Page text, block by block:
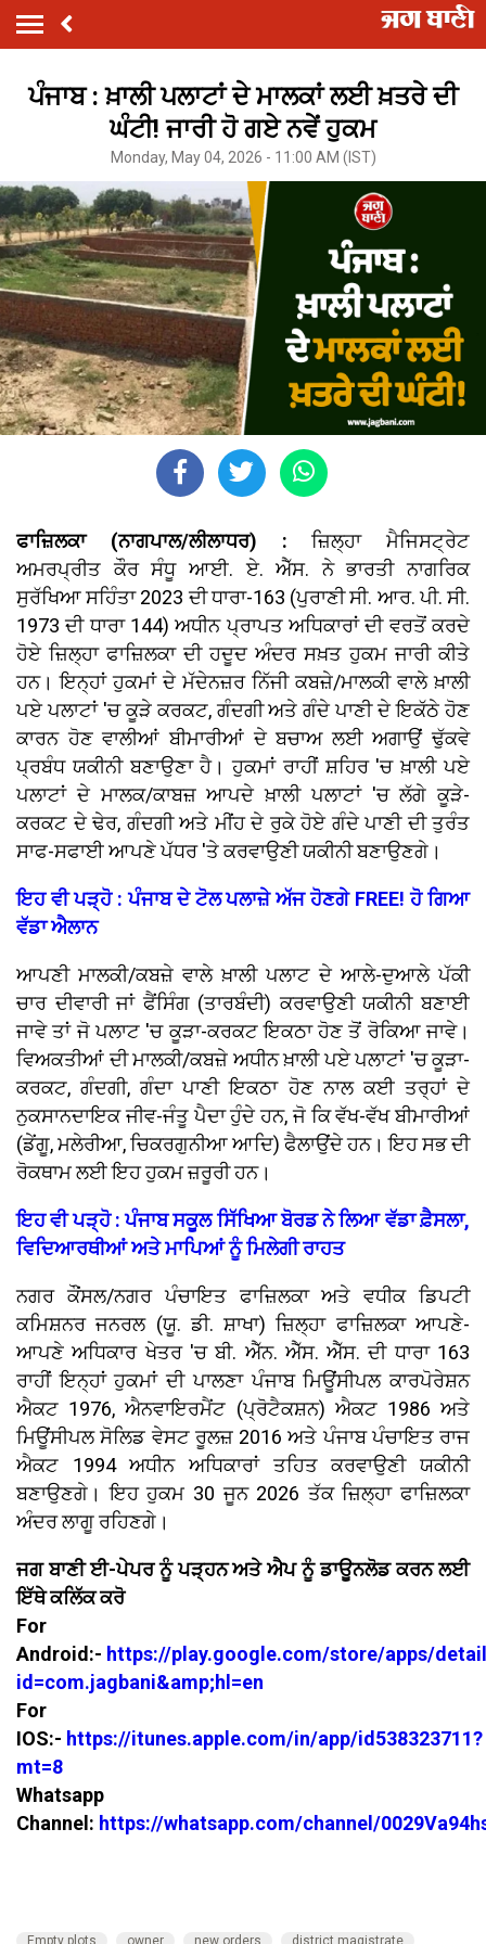
ਪੰਜਾਬ : ਖ਼ਾਲੀ ਪਲਾਟਾਂ ਦੇ ਮਾਲਕਾਂ ਲਈ ਖ਼ਤਰੇ ਦੀ
ਘੰਟੀ! ਜਾਰੀ ਹੋ ਗਏ ਨਵੇਂ ਹੁਕਮ
Monday, May 04, 2026 - 11:00 AM (IST)
ਫਾਜ਼ਿਲਕਾ (ਨਾਗਪਾਲ/ਲੀਲਾਧਰ) :ਜ਼ਿਲ੍ਹਾ ਮੈਜਿਸਟ੍ਰੇਟ
ਅਮਰਪ੍ਰੀਤ ਕੌਰ ਸੰਧੂ ਆਈ. ਏ. ਐੱਸ. ਨੇ ਭਾਰਤੀ ਨਾਗਰਿਕ
ਸੁਰੱਖਿਆ ਸਹਿੰਤਾ 2023 ਦੀ ਧਾਰਾ-163 (ਪੁਰਾਣੀ ਸੀ. ਆਰ. ਪੀ. ਸੀ.
1973 ਦੀ ਧਾਰਾ 144) ਅਧੀਨ ਪ੍ਰਾਪਤ ਅਧਿਕਾਰਾਂ ਦੀ ਵਰਤੋਂ ਕਰਦੇ
ਹੋਏ ਜ਼ਿਲ੍ਹਾ ਫਾਜ਼ਿਲਕਾ ਦੀ ਹਦੂਦ ਅੰਦਰ ਸਖ਼ਤ ਹੁਕਮ ਜਾਰੀ ਕੀਤੇ
ਹਨ। ਇਨ੍ਹਾਂ ਹੁਕਮਾਂ ਦੇ ਮੱਦੇਨਜ਼ਰ ਨਿੱਜੀ ਕਬਜ਼ੇ/ਮਾਲਕੀ ਵਾਲੇ ਖ਼ਾਲੀ
ਪਏ ਪਲਾਟਾਂ 'ਚ ਕੂੜੇ ਕਰਕਟ, ਗੰਦਗੀ ਅਤੇ ਗੰਦੇ ਪਾਣੀ ਦੇ ਇਕੱਠੇ ਹੋਣ
ਕਾਰਨ ਹੋਣ ਵਾਲੀਆਂ ਬੀਮਾਰੀਆਂ ਦੇ ਬਚਾਅ ਲਈ ਅਗਾਉਂ ਢੁੱਕਵੇ
ਪ੍ਰਬੰਧ ਯਕੀਨੀ ਬਣਾਉਣਾ ਹੈ। ਹੁਕਮਾਂ ਰਾਹੀਂ ਸ਼ਹਿਰ 'ਚ ਖ਼ਾਲੀ ਪਏ
ਪਲਾਟਾਂ ਦੇ ਮਾਲਕ/ਕਾਬਜ਼ ਆਪਦੇ ਖ਼ਾਲੀ ਪਲਾਟਾਂ 'ਚ ਲੱਗੇ ਕੂੜੇ-
ਕਰਕਟ ਦੇ ਢੇਰ, ਗੰਦਗੀ ਅਤੇ ਮੀਂਹ ਦੇ ਰੁਕੇ ਹੋਏ ਗੰਦੇ ਪਾਣੀ ਦੀ ਤੁਰੰਤ
ਸਾਫ-ਸਫਾਈ ਆਪਣੇ ਪੱਧਰ 'ਤੇ ਕਰਵਾਉਣੀ ਯਕੀਨੀ ਬਣਾਉਣਗੇ।
ਇਹ ਵੀ ਪੜ੍ਹੋ : ਪੰਜਾਬ ਦੇ ਟੋਲ ਪਲਾਜ਼ੇ ਅੱਜ ਹੋਣਗੇ FREE! ਹੋ ਗਿਆ
ਵੱਡਾ ਐਲਾਨ
ਆਪਣੀ ਮਾਲਕੀ/ਕਬਜ਼ੇ ਵਾਲੇ ਖ਼ਾਲੀ ਪਲਾਟ ਦੇ ਆਲੇ-ਦੁਆਲੇ ਪੱਕੀ
ਚਾਰ ਦੀਵਾਰੀ ਜਾਂ ਫੈਂਸਿੰਗ (ਤਾਰਬੰਦੀ) ਕਰਵਾਉਣੀ ਯਕੀਨੀ ਬਣਾਈ
ਜਾਵੇ ਤਾਂ ਜੋ ਪਲਾਟ 'ਚ ਕੂੜਾ-ਕਰਕਟ ਇਕਠਾ ਹੋਣ ਤੋਂ ਰੋਕਿਆ ਜਾਵੇ।
ਵਿਅਕਤੀਆਂ ਦੀ ਮਾਲਕੀ/ਕਬਜ਼ੇ ਅਧੀਨ ਖ਼ਾਲੀ ਪਏ ਪਲਾਟਾਂ 'ਚ ਕੂੜਾ-
ਕਰਕਟ, ਗੰਦਗੀ, ਗੰਦਾ ਪਾਣੀ ਇਕਠਾ ਹੋਣ ਨਾਲ ਕਈ ਤਰ੍ਹਾਂ ਦੇ
ਨੁਕਸਾਨਦਾਇਕ ਜੀਵ-ਜੰਤੂ ਪੈਦਾ ਹੁੰਦੇ ਹਨ, ਜੋ ਕਿ ਵੱਖ-ਵੱਖ ਬੀਮਾਰੀਆਂ
(ਡੇਂਗੂ, ਮਲੇਰੀਆ, ਚਿਕਰਗੁਨੀਆ ਆਦਿ) ਫੈਲਾਉਂਦੇ ਹਨ। ਇਹ ਸਭ ਦੀ
ਰੋਕਥਾਮ ਲਈ ਇਹ ਹੁਕਮ ਜ਼ਰੂਰੀ ਹਨ।
ਇਹ ਵੀ ਪੜ੍ਹੋ : ਪੰਜਾਬ ਸਕੂਲ ਸਿੱਖਿਆ ਬੋਰਡ ਨੇ ਲਿਆ ਵੱਡਾ ਫ਼ੈਸਲਾ,
ਵਿਦਿਆਰਥੀਆਂ ਅਤੇ ਮਾਪਿਆਂ ਨੂੰ ਮਿਲੇਗੀ ਰਾਹਤ
ਨਗਰ ਕੌਂਸਲ/ਨਗਰ ਪੰਚਾਇਤ ਫਾਜ਼ਿਲਕਾ ਅਤੇ ਵਧੀਕ ਡਿਪਟੀ
ਕਮਿਸ਼ਨਰ ਜਨਰਲ (ਯੂ. ਡੀ. ਸ਼ਾਖਾ) ਜ਼ਿਲ੍ਹਾ ਫਾਜ਼ਿਲਕਾ ਆਪਣੇ-
ਆਪਣੇ ਅਧਿਕਾਰ ਖੇਤਰ 'ਚ ਬੀ. ਐੱਨ. ਐੱਸ. ਐੱਸ. ਦੀ ਧਾਰਾ 163
ਰਾਹੀਂ ਇਨ੍ਹਾਂ ਹੁਕਮਾਂ ਦੀ ਪਾਲਣਾ ਪੰਜਾਬ ਮਿਊਂਸੀਪਲ ਕਾਰਪੋਰੇਸ਼ਨ
ਐਕਟ 1976, ਐਨਵਾਇਰਮੈਂਟ (ਪ੍ਰੋਟੈਕਸ਼ਨ) ਐਕਟ 1986 ਅਤੇ
ਮਿਊਂਸੀਪਲ ਸੋਲਿਡ ਵੇਸਟ ਰੂਲਜ਼ 2016 ਅਤੇ ਪੰਜਾਬ ਪੰਚਾਇਤ ਰਾਜ
ਐਕਟ 1994 ਅਧੀਨ ਅਧਿਕਾਰਾਂ ਤਹਿਤ ਕਰਵਾਉਣੀ ਯਕੀਨੀ
ਬਣਾਉਣਗੇ। ਇਹ ਹੁਕਮ 30 ਜੂਨ 2026 ਤੱਕ ਜ਼ਿਲ੍ਹਾ ਫਾਜ਼ਿਲਕਾ
ਅੰਦਰ ਲਾਗੂ ਰਹਿਣਗੇ।
ਜਗ ਬਾਣੀ ਈ-ਪੇਪਰ ਨੂੰ ਪੜ੍ਹਨ ਅਤੇ ਐਪ ਨੂੰ ਡਾਊਨਲੋਡ ਕਰਨ ਲਈ
ਇੱਥੇ ਕਲਿੱਕ ਕਰੋ
For
Android:- https://play.google.com/store/apps/
id=com.jagbani&amp;hl=en
For
IOS:- https://itunes.apple.com/in/app/id538323711?
mt=8
Whatsapp
Channel: https://whatsapp.com/channel/